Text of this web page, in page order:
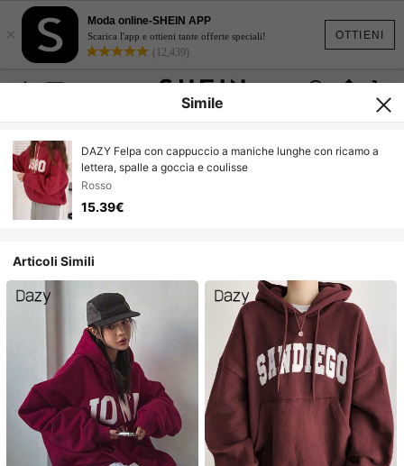
OTTIENI
×
Moda online-SHEIN APP
Scarica l'app e ottieni tante offerte speciali!
(12,439)
Simile
DAZY Felpa con cappuccio a maniche lunghe con ricamo a
lettera, spalle a goccia e coulisse
Rosso
15.39€
Articoli Simili